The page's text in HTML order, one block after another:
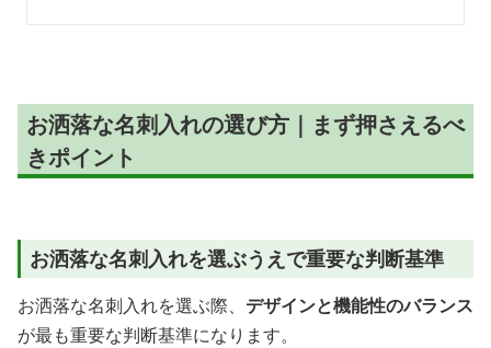
お洒落な名刺入れの選び方｜まず押さえるべ
きポイント
お洒落な名刺入れを選ぶうえで重要な判断基準
お洒落な名刺入れを選ぶ際、 デザインと機能性のバランス
が最も重要な判断基準になります。